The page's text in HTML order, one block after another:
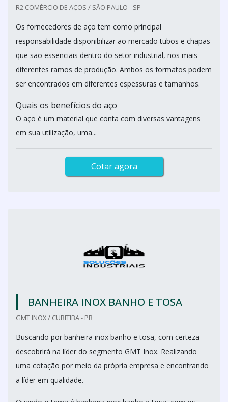
R2 COMÉRCIO DE AÇOS / SÃO PAULO - SP
Os fornecedores de aço tem como principal
responsabilidade disponibilizar ao mercado tubos e chapas
que são essenciais dentro do setor industrial, nos mais
diferentes ramos de produção. Ambos os formatos podem
ser encontrados em diferentes espessuras e tamanhos.
Quais os benefícios do aço
O aço é um material que conta com diversas vantagens
em sua utilização, uma...
Cotar agora
BANHEIRA INOX BANHO E TOSA
GMT INOX / CURITIBA - PR
Buscando por banheira inox banho e tosa, com certeza
descobrirá na líder do segmento GMT Inox. Realizando
uma cotação por meio da própria empresa e encontrando
a líder em qualidade.